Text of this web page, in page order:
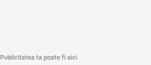
Publicitatea ta poate fi aici